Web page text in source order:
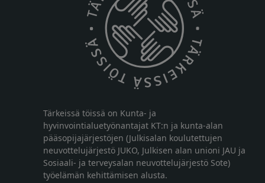
Tärkeissä töissä on Kunta- ja
hyvinvointialuetyönantajat KT:n ja kunta-alan
pääsopijajärjestöjen (Julkisalan koulutettujen
neuvottelujärjestö JUKO, Julkisen alan unioni JAU ja
Sosiaali- ja terveysalan neuvottelujärjestö Sote)
työelämän kehittämisen alusta.